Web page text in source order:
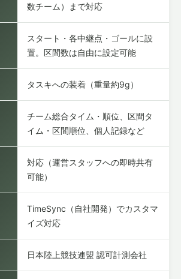
数チーム）まで対応
スタート・各中継点・ゴールに設
置。区間数は自由に設定可能
タスキへの装着（重量約9g）
チーム総合タイム・順位、区間タ
イム・区間順位、個人記録など
対応（運営スタッフへの即時共有
可能）
TimeSync（自社開発）でカスタマ
イズ対応
日本陸上競技連盟 認可計測会社